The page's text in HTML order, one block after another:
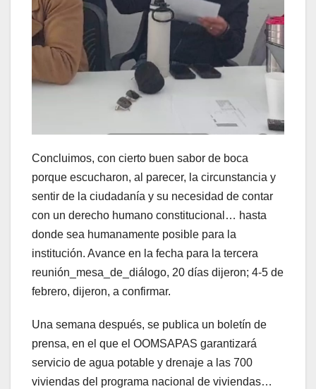
Concluimos, con cierto buen sabor de boca
porque escucharon, al parecer, la circunstancia y
sentir de la ciudadanía y su necesidad de contar
con un derecho humano constitucional… hasta
donde sea humanamente posible para la
institución. Avance en la fecha para la tercera
reunión_mesa_de_diálogo, 20 días dijeron; 4-5 de
febrero, dijeron, a confirmar.
Una semana después, se publica un boletín de
prensa, en el que el OOMSAPAS garantizará
servicio de agua potable y drenaje a las 700
viviendas del programa nacional de viviendas…